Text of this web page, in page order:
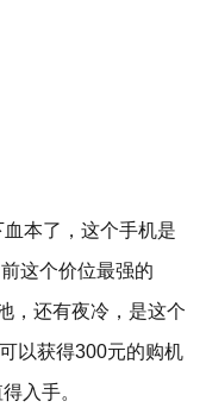
本了，这个手机是
这个价位最强的
，还有夜冷，是这个
以获得300元的购机
入手。